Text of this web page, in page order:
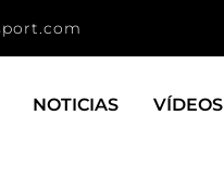
NOTICIAS VÍDEOS